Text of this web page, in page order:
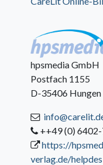
hpsmedia GmbH
Postfach 1155
D-35406 Hungen
++49 (0)
https://
verlag.de/